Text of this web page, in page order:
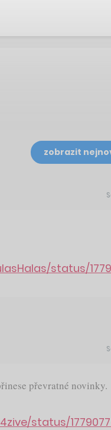
zobrazit
status/
převratné novinky.
status/